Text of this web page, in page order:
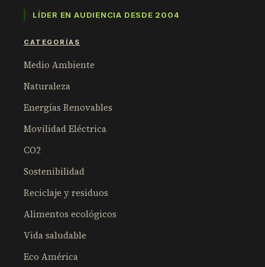
LÍDER EN AUDIENCIA DESDE 2004
CATEGORÍAS
Medio Ambiente
Naturaleza
Energías Renovables
Movilidad Eléctrica
CO2
Sostenibilidad
Reciclaje y residuos
Alimentos ecológicos
Vida saludable
Eco América